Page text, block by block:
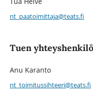
nt_paatoimittaja@teats.fi
Tuen yhteyshenkilö
Anu Karanto
nt_toimitussihteeri@teats.fi